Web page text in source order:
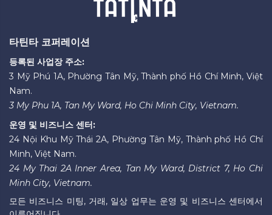
타틴타 코퍼레이션
등록된 사업장 주소:
3 Mỹ Phú 1A, Phường Tân Mỹ, Thành phố Hồ Chí Minh, Việt
Nam.
3 My Phu 1A, Tan My Ward, Ho Chi Minh City, Vietnam.
운영 및 비즈니스 센터:
24 Nội Khu Mỹ Thái 2A, Phường Tân Mỹ, Thành phố Hồ Chí
Minh, Việt Nam.
24 My Thai 2A Inner Area, Tan My Ward, District 7, Ho Chi
Minh City, Vietnam.
모든 비즈니스 미팅, 거래, 일상 업무는 운영 및 비즈니스 센터에서